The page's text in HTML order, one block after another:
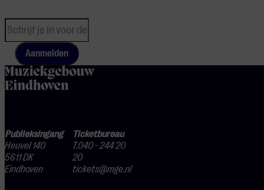
Aanmelden
Publieksingang
Heuvel 140
5611 DK
Eindhoven
Ticketbureau
T.040 - 244 20
20
tickets@mge.nl